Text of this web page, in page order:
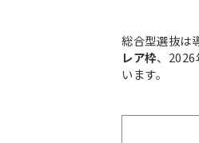
総合型選抜は
レア枠、2026
います。